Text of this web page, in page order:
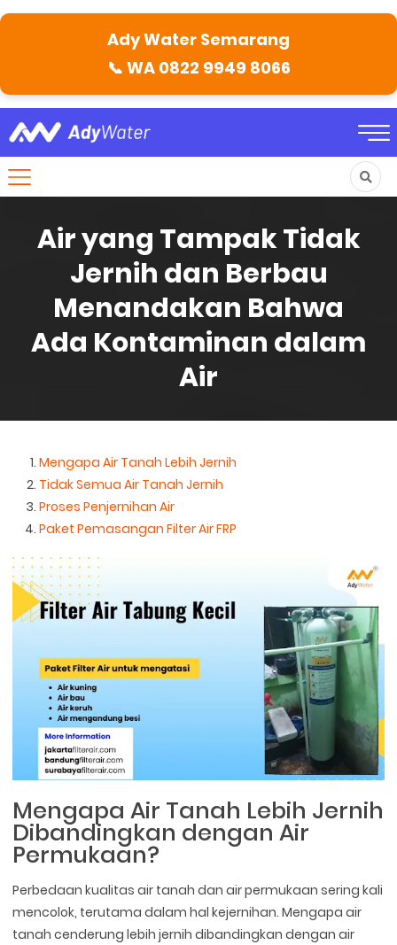
Ady Water Semarang
📞 WA 0822 9949 8066
Air yang Tampak Tidak
Jernih dan Berbau
Menandakan Bahwa
Ada Kontaminan dalam
Air
Mengapa Air Tanah Lebih Jernih
Tidak Semua Air Tanah Jernih
Proses Penjernihan Air
Paket Pemasangan Filter Air FRP
Mengapa Air Tanah Lebih Jernih
Dibandingkan dengan Air
Permukaan?
Perbedaan kualitas air tanah dan air permukaan sering kali
mencolok, terutama dalam hal kejernihan. Mengapa air
tanah cenderung lebih jernih dibandingkan dengan air